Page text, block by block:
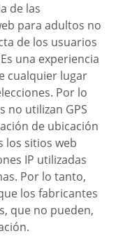
de las
para adultos no
de los usuarios
una experiencia
cualquier lugar
Por lo
no utilizan GPS
de ubicación
los sitios web
IP utilizadas
Por lo tanto,
los fabricantes
que no pueden,